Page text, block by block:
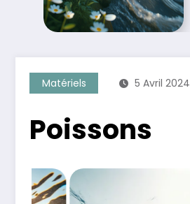
Matériels 5 Avril 2024
Poissons